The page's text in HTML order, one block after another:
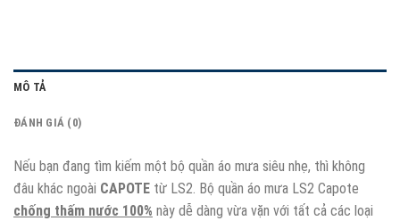
MÔ TẢ
ĐÁNH GIÁ (0)
Nếu bạn đang tìm kiếm một bộ quần áo mưa siêu nhẹ, thì không
đâu khác ngoài CAPOTE từ LS2. Bộ quần áo mưa LS2 Capote
chống thấm nước 100% này dễ dàng vừa vặn với tất cả các loại